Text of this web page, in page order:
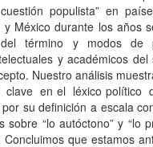
populista” en
y México durante los años
término y modos de
y académicos
Nuestro análisis
en el léxico político
su definición a escala
sobre “lo autóctono” y “lo
Concluimos que estamos